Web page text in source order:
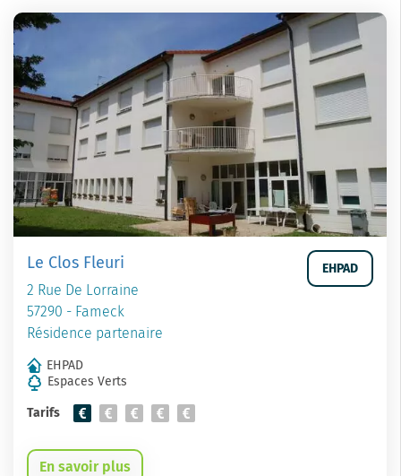
Le Clos Fleuri
2 Rue De Lorraine
57290 - Fameck
Résidence partenaire
EHPAD
EHPAD
Espaces Verts
Tarifs
En savoir plus